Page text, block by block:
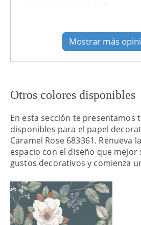
Mostrar más
Otros colores disponibles
En esta sección te presentamos
disponibles para el papel
Caramel Rose 683361. Renueva
espacio con el diseño que mejor
gustos decorativos y comienza